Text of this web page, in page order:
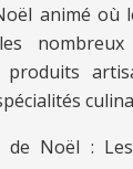
animé où
de Noël :